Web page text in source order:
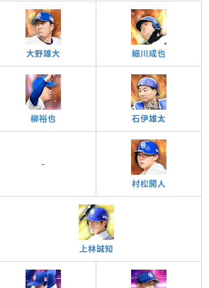
大野雄大
細川成也
柳裕也 石伊雄太
-
村松開人
上林誠知